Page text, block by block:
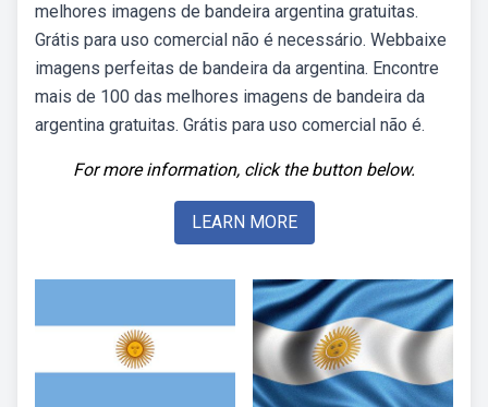
melhores imagens de bandeira argentina gratuitas.
Grátis para uso comercial não é necessário. Webbaixe
imagens perfeitas de bandeira da argentina. Encontre
mais de 100 das melhores imagens de bandeira da
argentina gratuitas. Grátis para uso comercial não é.
For more information, click the button below.
LEARN MORE